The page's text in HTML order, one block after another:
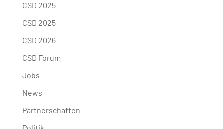
CSD 2025
CSD 2025
CSD 2026
CSD Forum
Jobs
News
Partnerschaften